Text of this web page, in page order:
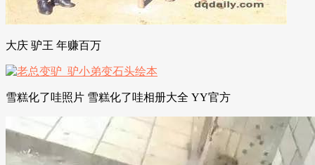
大庆 驴王 年赚百万
雪糕化了哇照片 雪糕化了哇相册大全 YY官方